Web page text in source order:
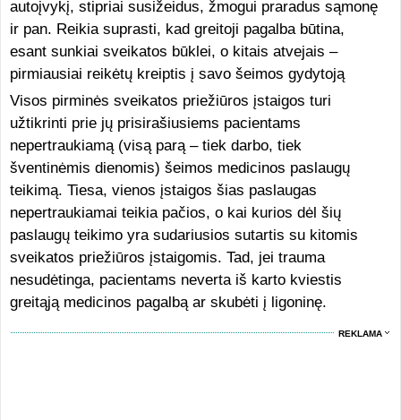
autoįvykį, stipriai susižeidus, žmogui praradus sąmonę
ir pan. Reikia suprasti, kad greitoji pagalba būtina,
esant sunkiai sveikatos būklei, o kitais atvejais –
pirmiausiai reikėtų kreiptis į savo šeimos gydytoją
Visos pirminės sveikatos priežiūros įstaigos turi
užtikrinti prie jų prisirašiusiems pacientams
nepertraukiamą (visą parą – tiek darbo, tiek
šventinėmis dienomis) šeimos medicinos paslaugų
teikimą. Tiesa, vienos įstaigos šias paslaugas
nepertraukiamai teikia pačios, o kai kurios dėl šių
paslaugų teikimo yra sudariusios sutartis su kitomis
sveikatos priežiūros įstaigomis. Tad, jei trauma
nesudėtinga, pacientams neverta iš karto kviestis
greitąją medicinos pagalbą ar skubėti į ligoninę.
REKLAMA